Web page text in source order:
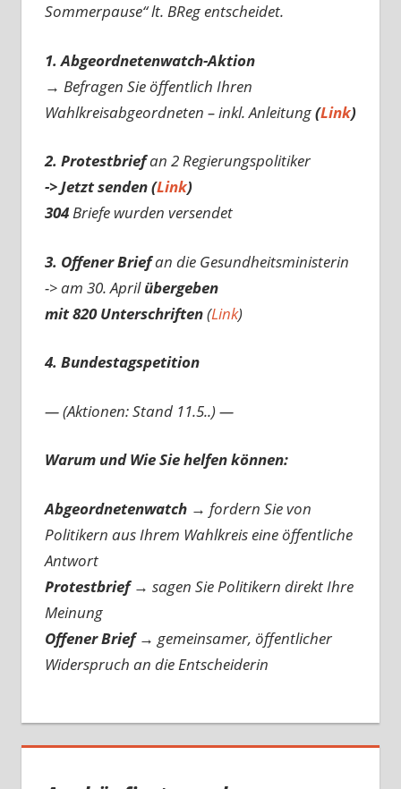
Sommerpause“ lt. BReg entscheidet.
1. Abgeordnetenwatch-Aktion
→ Befragen Sie öffentlich Ihren
Wahlkreisabgeordneten – inkl. Anleitung(Link)
2. Protestbriefan 2 Regierungspolitiker
-> Jetzt senden (Link)
304Briefe wurden versendet
3. Offener Briefan die Gesundheitsministerin
-> am 30. Aprilübergeben
mit 820 Unterschriften(Link)
4. Bundestagspetition
— (Aktionen: Stand 11.5..) —
Warum und Wie Sie helfen können:
Abgeordnetenwatch → fordern Sie von
Politikern aus Ihrem Wahlkreis eine öffentliche
Antwort
Protestbrief → sagen Sie Politikern direkt Ihre
Meinung
Offener Brief → gemeinsamer, öffentlicher
Widerspruch an die Entscheiderin